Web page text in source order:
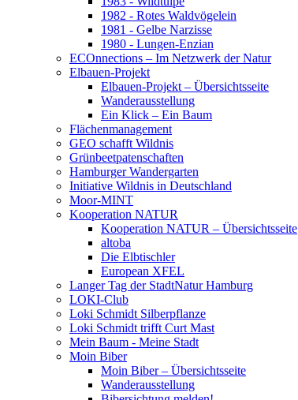
1982 - Rotes Waldvögelein
1981 - Gelbe Narzisse
1980 - Lungen-Enzian
ECOnnections – Im Netzwerk der Natur
Elbauen-Projekt
Elbauen-Projekt – Übersichtsseite
Wanderausstellung
Ein Klick – Ein Baum
Flächenmanagement
GEO schafft Wildnis
Grünbeetpatenschaften
Hamburger Wandergarten
Initiative Wildnis in Deutschland
Moor-MINT
Kooperation NATUR
Kooperation NATUR – Übersichtsseite
altoba
Die Elbtischler
European XFEL
Langer Tag der StadtNatur Hamburg
LOKI-Club
Loki Schmidt Silberpflanze
Loki Schmidt trifft Curt Mast
Mein Baum - Meine Stadt
Moin Biber
Moin Biber – Übersichtsseite
Wanderausstellung